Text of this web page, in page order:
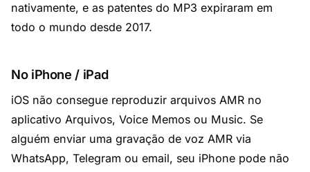
nativamente, e as patentes do MP3 expiraram em
todo o mundo desde 2017.
No iPhone / iPad
iOS não consegue reproduzir arquivos AMR no
aplicativo Arquivos, Voice Memos ou Music. Se
alguém enviar uma gravação de voz AMR via
WhatsApp, Telegram ou email, seu iPhone pode não